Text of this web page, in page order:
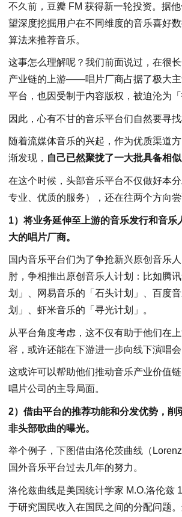
不久前，豆瓣 FM 获得新一轮投资。据
望深度挖掘用户在不同维度的音乐喜好
算法来推荐音乐。
这事怎么理解呢？我们前面说过，在很
产业链的上游——唱片厂商占据了极大
平台，也因受制于内容版权，被迫沦为「
因此，心有不甘的音乐平台们自然要寻找
随着流媒体音乐的兴起，作为优质渠道
渐发现， 自己已然聚拢了一大批具备相似
在这个时候，头部音乐平台不仅做好本
专业、优质的服务），还在往两个方向尝
1）将业务延伸至上游的音乐发行和音乐
大的唱片厂商。
国内音乐平台们为了争抢新兴原创音乐
肘，争相推出原创音乐人计划：比如腾
划」、网易音乐的「石头计划」、百度
划」、虾米音乐的「寻光计划」。
从平台角度考虑，这不仅有助于他们在
容，或许还能在下游进一步向线下演唱会
这或许可以帮助他们推动音乐产业价值
唱片公司的主导局面。
2）借由平台的推荐功能和分发优势，削
非头部歌曲的曝光。
举个例子，下图借由洛伦茨曲线（
国外音乐平台过去几年的努力。
洛伦兹曲线是美国统计学家 M.O.洛伦兹
于研究国民收入在国民之间的分配问题。